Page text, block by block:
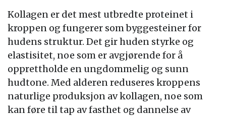
Kollagen er det mest utbredte proteinet i
kroppen og fungerer som byggesteiner for
hudens struktur. Det gir huden styrke og
elastisitet, noe som er avgjørende for å
opprettholde en ungdommelig og sunn
hudtone. Med alderen reduseres kroppens
naturlige produksjon av kollagen, noe som
kan føre til tap av fasthet og dannelse av